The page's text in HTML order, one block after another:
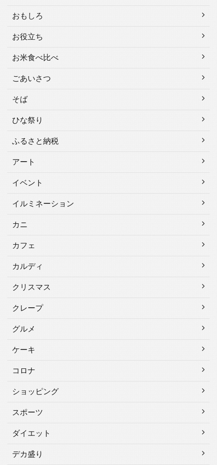
おもしろ
お役立ち
お米食べ比べ
ごあいさつ
そば
ひな祭り
ふるさと納税
アート
イベント
イルミネーション
カニ
カフェ
カルディ
クリスマス
クレープ
グルメ
ケーキ
コロナ
ショッピング
スポーツ
ダイエット
デカ盛り